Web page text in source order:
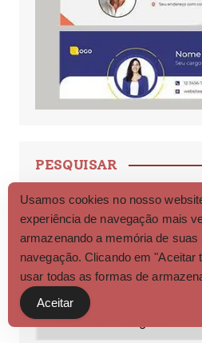
PESQUISAR
Search
CATEGORIAS
Usamos cookies no nosso
experiência de navegação mais
armazenando a memória de
navegação. Clicando em "Aceitar
usar todas as formas de
Aceitar